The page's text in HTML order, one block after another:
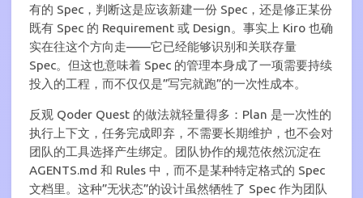
有的 Spec，判断这是应该新建一份 Spec，还是修正某份
既有 Spec 的 Requirement 或 Design。事实上 Kiro 也确
实在往这个方向走——它已经能够识别和关联存量
Spec。但这也意味着 Spec 的管理本身成了一项需要持续
投入的工程，而不仅仅是”写完就跑”的一次性成本。
反观 Qoder Quest 的做法就轻量得多：Plan 是一次性的
执行上下文，任务完成即弃，不需要长期维护，也不会对
团队的工具选择产生绑定。团队协作的规范依然沉淀在
AGENTS.md 和 Rules 中，而不是某种特定格式的 Spec
文档里。这种”无状态”的设计虽然牺牲了 Spec 作为团队